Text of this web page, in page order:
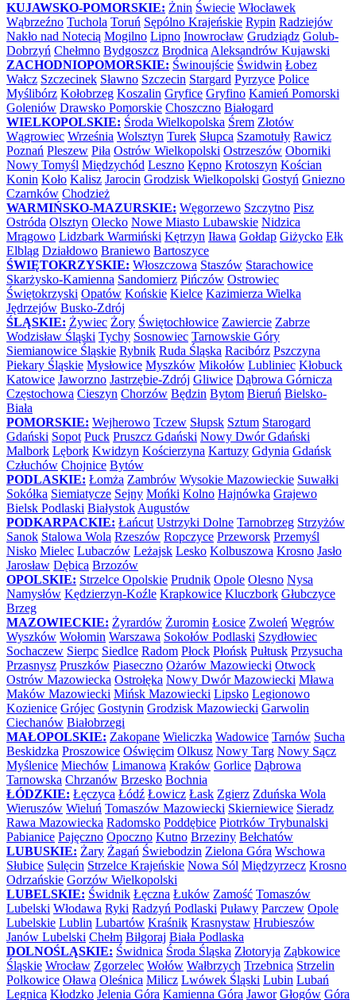
KUJAWSKO-POMORSKIE: Żnin Świecie Włocławek
Wąbrzeźno Tuchola Toruń Sępólno Krajeńskie Rypin Radziejów
Nakło nad Notecią Mogilno Lipno Inowrocław Grudziądz Golub-
Dobrzyń Chełmno Bydgoszcz Brodnica Aleksandrów Kujawski
ZACHODNIOPOMORSKIE: Świnoujście Świdwin Łobez
Wałcz Szczecinek Sławno Szczecin Stargard Pyrzyce Police
Myślibórz Kołobrzeg Koszalin Gryfice Gryfino Kamień Pomorski
Goleniów Drawsko Pomorskie Choszczno Białogard
WIELKOPOLSKIE: Środa Wielkopolska Śrem Złotów
Wągrowiec Września Wolsztyn Turek Słupca Szamotuły Rawicz
Poznań Pleszew Piła Ostrów Wielkopolski Ostrzeszów Oborniki
Nowy Tomyśl Międzychód Leszno Kępno Krotoszyn Kościan
Konin Koło Kalisz Jarocin Grodzisk Wielkopolski Gostyń Gniezno
Czarnków Chodzież
WARMIŃSKO-MAZURSKIE: Węgorzewo Szczytno Pisz
Ostróda Olsztyn Olecko Nowe Miasto Lubawskie Nidzica
Mrągowo Lidzbark Warmiński Kętrzyn Iława Gołdap Giżycko Ełk
Elbląg Działdowo Braniewo Bartoszyce
ŚWIĘTOKRZYSKIE: Włoszczowa Staszów Starachowice
Skarżysko-Kamienna Sandomierz Pińczów Ostrowiec
Świętokrzyski Opatów Końskie Kielce Kazimierza Wielka
Jędrzejów Busko-Zdrój
ŚLĄSKIE: Żywiec Żory Świętochłowice Zawiercie Zabrze
Wodzisław Śląski Tychy Sosnowiec Tarnowskie Góry
Siemianowice Śląskie Rybnik Ruda Śląska Racibórz Pszczyna
Piekary Śląskie Mysłowice Myszków Mikołów Lubliniec Kłobuck
Katowice Jaworzno Jastrzębie-Zdrój Gliwice Dąbrowa Górnicza
Częstochowa Cieszyn Chorzów Będzin Bytom Bieruń Bielsko-
Biała
POMORSKIE: Wejherowo Tczew Słupsk Sztum Starogard
Gdański Sopot Puck Pruszcz Gdański Nowy Dwór Gdański
Malbork Lębork Kwidzyn Kościerzyna Kartuzy Gdynia Gdańsk
Człuchów Chojnice Bytów
PODLASKIE: Łomża Zambrów Wysokie Mazowieckie Suwałki
Sokółka Siemiatycze Sejny Mońki Kolno Hajnówka Grajewo
Bielsk Podlaski Białystok Augustów
PODKARPACKIE: Łańcut Ustrzyki Dolne Tarnobrzeg Strzyżów
Sanok Stalowa Wola Rzeszów Ropczyce Przeworsk Przemyśl
Nisko Mielec Lubaczów Leżajsk Lesko Kolbuszowa Krosno Jasło
Jarosław Dębica Brzozów
OPOLSKIE: Strzelce Opolskie Prudnik Opole Olesno Nysa
Namysłów Kędzierzyn-Koźle Krapkowice Kluczbork Głubczyce
Brzeg
MAZOWIECKIE: Żyrardów Żuromin Łosice Zwoleń Węgrów
Wyszków Wołomin Warszawa Sokołów Podlaski Szydłowiec
Sochaczew Sierpc Siedlce Radom Płock Płońsk Pułtusk Przysucha
Przasnysz Pruszków Piaseczno Ożarów Mazowiecki Otwock
Ostrów Mazowiecka Ostrołęka Nowy Dwór Mazowiecki Mława
Maków Mazowiecki Mińsk Mazowiecki Lipsko Legionowo
Kozienice Grójec Gostynin Grodzisk Mazowiecki Garwolin
Ciechanów Białobrzegi
MAŁOPOLSKIE: Zakopane Wieliczka Wadowice Tarnów Sucha
Beskidzka Proszowice Oświęcim Olkusz Nowy Targ Nowy Sącz
Myślenice Miechów Limanowa Kraków Gorlice Dąbrowa
Tarnowska Chrzanów Brzesko Bochnia
ŁÓDZKIE: Łęczyca Łódź Łowicz Łask Zgierz Zduńska Wola
Wieruszów Wieluń Tomaszów Mazowiecki Skierniewice Sieradz
Rawa Mazowiecka Radomsko Poddębice Piotrków Trybunalski
Pabianice Pajęczno Opoczno Kutno Brzeziny Bełchatów
LUBUSKIE: Żary Żagań Świebodzin Zielona Góra Wschowa
Słubice Sulęcin Strzelce Krajeńskie Nowa Sól Międzyrzecz Krosno
Odrzańskie Gorzów Wielkopolski
LUBELSKIE: Świdnik Łęczna Łuków Zamość Tomaszów
Lubelski Włodawa Ryki Radzyń Podlaski Puławy Parczew Opole
Lubelskie Lublin Lubartów Kraśnik Krasnystaw Hrubieszów
Janów Lubelski Chełm Biłgoraj Biała Podlaska
DOLNOŚLĄSKIE: Świdnica Środa Śląska Złotoryja Ząbkowice
Śląskie Wrocław Zgorzelec Wołów Wałbrzych Trzebnica Strzelin
Polkowice Oława Oleśnica Milicz Lwówek Śląski Lubin Lubań
Legnica Kłodzko Jelenia Góra Kamienna Góra Jawor Głogów Góra